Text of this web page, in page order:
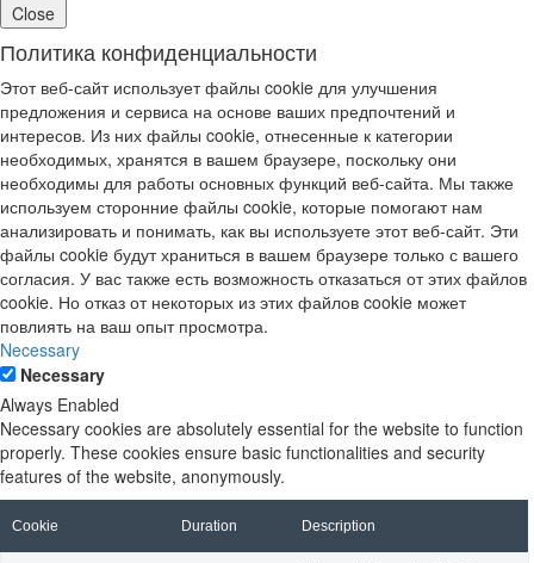
Close
Политика конфиденциальности
Этот веб-сайт использует файлы cookie для улучшения
предложения и сервиса на основе ваших предпочтений и
интересов. Из них файлы cookie, отнесенные к категории
необходимых, хранятся в вашем браузере, поскольку они
необходимы для работы основных функций веб-сайта. Мы также
используем сторонние файлы cookie, которые помогают нам
анализировать и понимать, как вы используете этот веб-сайт. Эти
файлы cookie будут храниться в вашем браузере только с вашего
согласия. У вас также есть возможность отказаться от этих файлов
cookie. Но отказ от некоторых из этих файлов cookie может
повлиять на ваш опыт просмотра.
Necessary
Necessary
Always Enabled
Necessary cookies are absolutely essential for the website to function
properly. These cookies ensure basic functionalities and security
features of the website, anonymously.
Cookie Duration Description